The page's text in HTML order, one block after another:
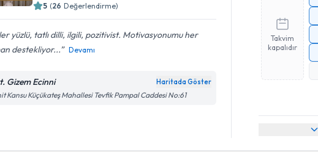
5 (26 Değerlendirme)
yüzlü, tatlı dilli, ilgili, pozitivist. Motivasyonumu her
destekliyor...
Devamı
Gizem Ecinni Haritada Göster
Kansu Küçükateş Mahallesi Tevfik Pampal Caddesi No:61
Takvim
kapalıdır